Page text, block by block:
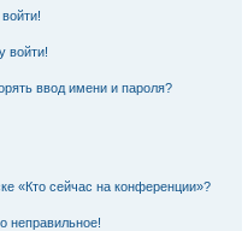
войти!
ввод имени и пароля?
«Кто сейчас на конференции»?
неправильное!